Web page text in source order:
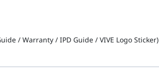
/ Warranty / IPD Guide / VIVE Logo Sticker)